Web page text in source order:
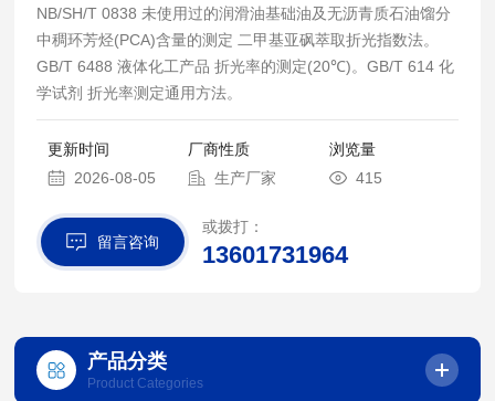
NB/SH/T 0838 未使用过的润滑油基础油及无沥青质石油馏分
中稠环芳烃(PCA)含量的测定 二甲基亚砜萃取折光指数法。
GB/T 6488 液体化工产品 折光率的测定(20℃)。GB/T 614 化
学试剂 折光率测定通用方法。
更新时间
2026-08-05
厂商性质
生产厂家
浏览量
415
留言咨询
或拨打：
13601731964
产品分类
Product Categories